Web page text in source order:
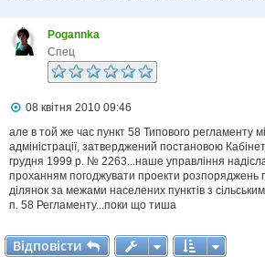
Pogannka
Спец
П
в
і
д
о
м
л
е
н
я
08 квітня 2010 09:46
але в той же час пункт 58 Типового регламенту
адміністрації, затверджений постановою
грудня 1999 р. № 2263...наше управління
проханням погоджувати проекти розпоряджень
ділянок за межами населених пунктів з
п. 58 Регламенту...поки що тиша
Відповісти
Відповісти